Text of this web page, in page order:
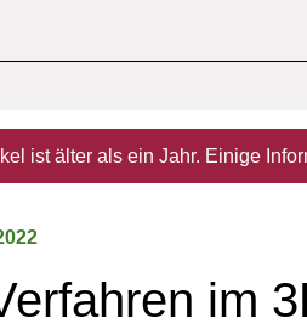
ist älter als ein Jahr. Einige
im